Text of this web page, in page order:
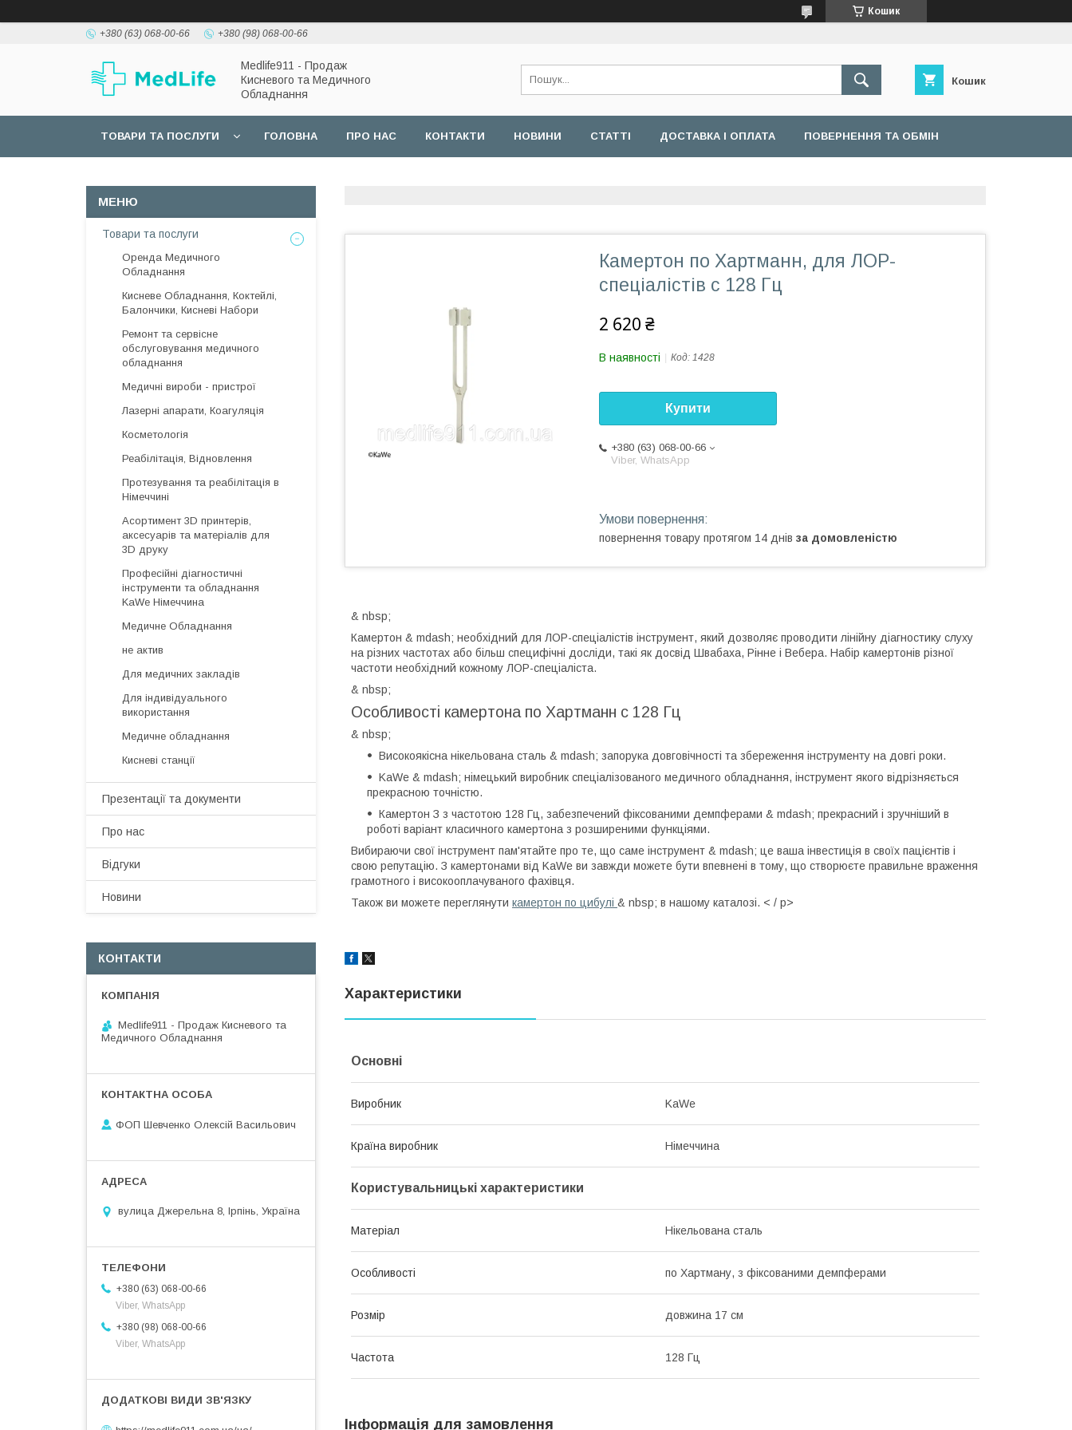
Кошик
+380 (63) 068-00-66 +380 (98) 068-00-66
Medlife911 - Продаж
Кисневого та Медичного
Обладнання
Кошик
ТОВАРИ ТА ПОСЛУГИ ГОЛОВНА ПРО НАС КОНТАКТИ НОВИНИ СТАТТІ ДОСТАВКА І ОПЛАТА ПОВЕРНЕННЯ ТА ОБМІН
Камертон по Хартманн, для ЛОР-
спеціалістів c 128 Гц
2 620 ₴
В наявності Код: 1428
Купити
+380 (63) 068-00-66
Viber, WhatsApp
повернення товару протягом 14 днів за домовленістю
& nbsp;
Камертон & mdash; необхідний для ЛОР-спеціалістів інструмент, який дозволяє проводити лінійну діагностику слуху
на різних частотах або більш специфічні досліди, такі як досвід Швабаха, Рінне і Вебера. Набір камертонів різної
частоти необхідний кожному ЛОР-спеціаліста.
& nbsp;
Особливості камертона по Хартманн c 128 Гц
& nbsp;
Високоякісна нікельована сталь & mdash; запорука довговічності та збереження інструменту на довгі роки.
KaWе & mdash; німецький виробник спеціалізованого медичного обладнання, інструмент якого відрізняється
прекрасною точністю.
Камертон З з частотою 128 Гц, забезпечений фіксованими демпферами & mdash; прекрасний і зручніший в
роботі варіант класичного камертона з розширеними функціями.
Вибираючи свої інструмент пам'ятайте про те, що саме інструмент & mdash; це ваша інвестиція в своїх пацієнтів і
свою репутацію. З камертонами від KaWе ви завжди можете бути впевнені в тому, що створюєте правильне враження
грамотного і високооплачуваного фахівця.
Також ви можете переглянути камертон по цибулі & nbsp; в нашому каталозі. < / p>
Характеристики
Основні
Виробник KaWe
Країна виробник Німеччина
Користувальницькі характеристики
Матеріал Нікельована сталь
Особливості по Хартману, з фіксованими демпферами
Розмір довжина 17 см
Частота 128 Гц
Інформація для замовлення
Товари та послуги
Оренда Медичного
Обладнання
Кисневе Обладнання, Коктейлі,
Балончики, Кисневі Набори
Ремонт та сервісне
обслуговування медичного
обладнання
Медичні вироби - пристрої
Лазерні апарати, Коагуляція
Косметологія
Реабілітація, Відновлення
Протезування та реабілітація в
Німеччині
Асортимент 3D принтерів,
аксесуарів та матеріалів для
3D друку
Професійні діагностичні
інструменти та обладнання
KaWe Німеччина
Медичне Обладнання
не актив
Для медичних закладів
Для індивідуального
використання
Медичне обладнання
Кисневі станції
Презентації та документи
Про нас
Відгуки
Новини
КОНТАКТИ
Medlife911 - Продаж Кисневого та
Медичного Обладнання
ФОП Шевченко Олексій Васильович
вулица Джерельна 8, Ірпінь, Україна
+380 (63) 068-00-66
Viber, WhatsApp
+380 (98) 068-00-66
Viber, WhatsApp